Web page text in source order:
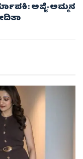
ಅಜ್ಜಿ-ಅಮ್ಮನ